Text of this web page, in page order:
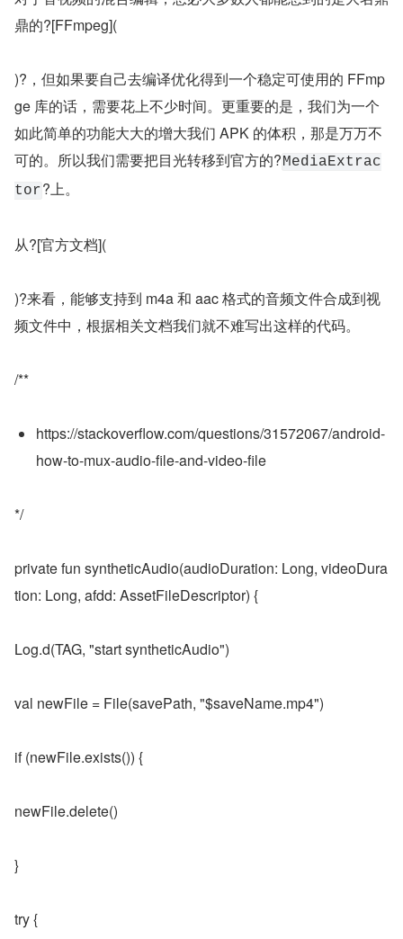
鼎的?[FFmpeg](
)?，但如果要自己去编译优化得到一个稳定可使用的 FFmp
ge 库的话，需要花上不少时间。更重要的是，我们为一个
如此简单的功能大大的增大我们 APK 的体积，那是万万不
可的。所以我们需要把目光转移到官方的?MediaExtrac
tor?上。
从?[官方文档](
)?来看，能够支持到 m4a 和 aac 格式的音频文件合成到视
频文件中，根据相关文档我们就不难写出这样的代码。
/**
https://stackoverflow.com/questions/31572067/android-
how-to-mux-audio-file-and-video-file
*/
private fun syntheticAudio(audioDuration: Long, videoDura
tion: Long, afdd: AssetFileDescriptor) {
Log.d(TAG, "start syntheticAudio")
val newFile = File(savePath, "$saveName.mp4")
if (newFile.exists()) {
newFile.delete()
}
try {